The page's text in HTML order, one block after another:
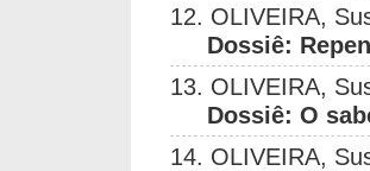
12. OLIVEIRA,
Dossiê:
13. OLIVEIRA,
Dossiê: O
14. OLIVEIRA,